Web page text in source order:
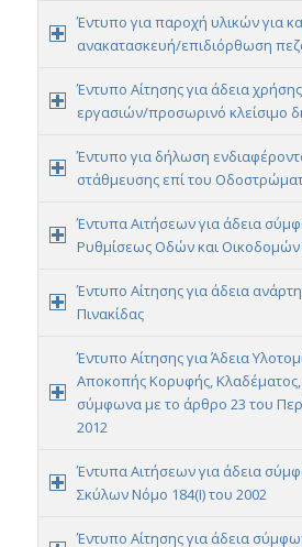
Έντυπο για παροχή υλικών για
ανακατασκευή/επιδιόρθωση
Έντυπο Αίτησης για άδεια
εργασιών/προσωρινό κλείσιμο
Έντυπο για δήλωση
στάθμευσης επί του
Έντυπα Αιτήσεων για άδεια
Ρυθμίσεως Οδών και
Έντυπο Αίτησης για άδεια
Πινακίδας
Έντυπο Αίτησης για Άδεια
Αποκοπής Κορυφής, Κλαδέματος,
σύμφωνα με το άρθρο 23 του
2012
Έντυπα Αιτήσεων για άδεια
Σκύλων Νόμο 184(I) του 2002
Έντυπο Αίτησης για άδεια